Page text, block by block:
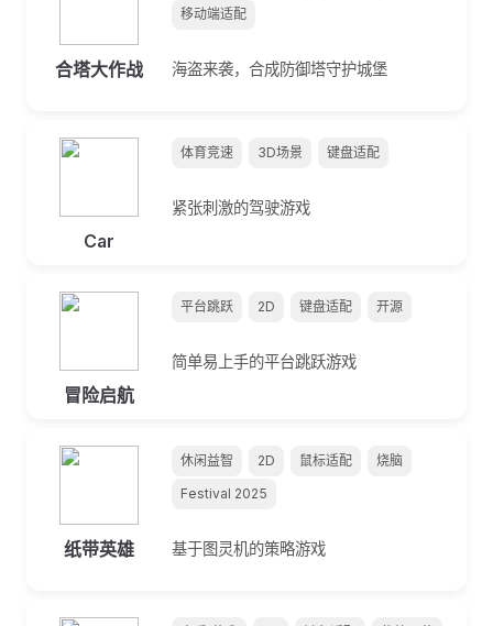
合塔大作战
移动端适配
海盗来袭，合成防御塔守护城堡
Car
体育竞速 3D场景 键盘适配
紧张刺激的驾驶游戏
冒险启航
平台跳跃 2D 键盘适配 开源
简单易上手的平台跳跃游戏
纸带英雄
休闲益智 2D 鼠标适配
烧脑
Festival 2025
基于图灵机的策略游戏